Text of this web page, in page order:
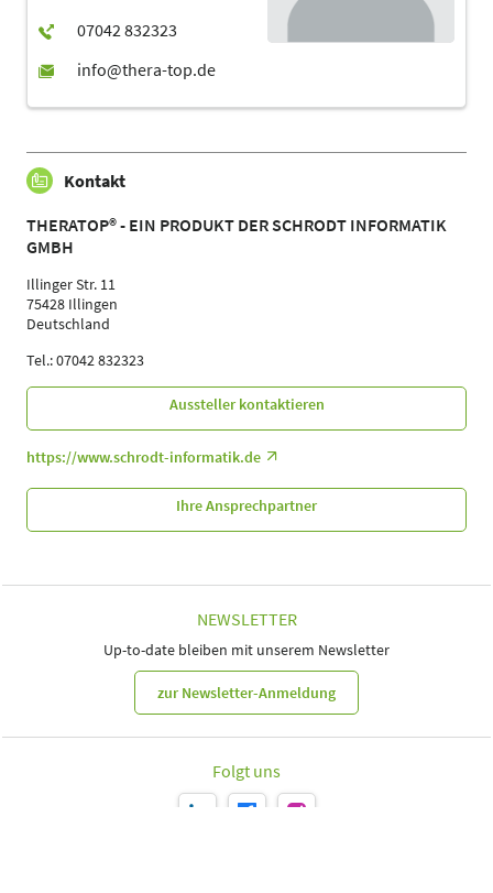
Kontakt
THERATOP® - EIN PRODUKT DER SCHRODT INFORMATIK
GMBH
Illinger Str. 11
75428 Illingen
Deutschland
Tel.: 07042 832323
Aussteller kontaktieren
https://www.schrodt-informatik.de
Ihre Ansprechpartner
NEWSLETTER
Up-to-date bleiben mit unserem Newsletter
zur Newsletter-Anmeldung
Folgt uns